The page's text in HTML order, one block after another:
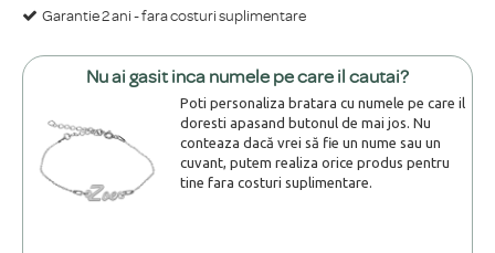
Garantie 2 ani - fara costuri suplimentare
Nu ai gasit inca numele pe care il cautai?
Poti personaliza bratara cu numele pe care il
doresti apasand butonul de mai jos. Nu
conteaza dacă vrei să fie un nume sau un
cuvant, putem realiza orice produs pentru
tine fara costuri suplimentare.